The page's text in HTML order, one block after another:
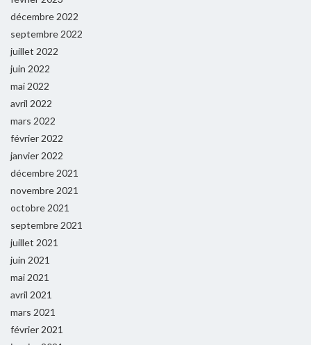
décembre 2022
septembre 2022
juillet 2022
juin 2022
mai 2022
avril 2022
mars 2022
février 2022
janvier 2022
décembre 2021
novembre 2021
octobre 2021
septembre 2021
juillet 2021
juin 2021
mai 2021
avril 2021
mars 2021
février 2021